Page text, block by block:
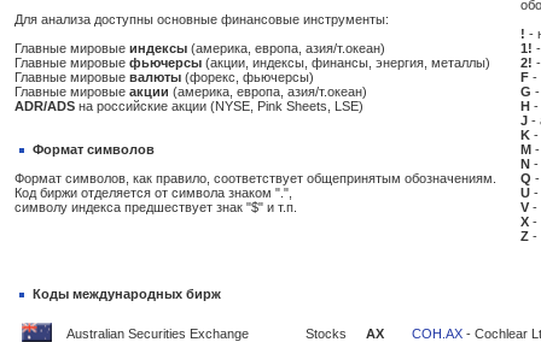
Для анализа доступны основные финансовые инструменты:
Главные мировые индексы (америка, европа, азия/т.океан)
Главные мировые фьючерсы (акции, индексы, финансы, энергия, металлы)
Главные мировые валюты (форекс, фьючерсы)
Главные мировые акции (америка, европа, азия/т.океан)
ADR/ADS на российские акции (NYSE, Pink Sheets, LSE)
Формат символов
Формат символов, как правило, соответствует общепринятым обозначениям.
Код биржи отделяется от символа знаком ".",
символу индекса предшествует знак "$" и т.п.
! -
1!
2!
F -
G
H -
J -
K -
M
N -
Q -
U -
V -
X -
Z -
Коды международных бирж
Australian Securities Exchange Stocks AX COH.AX - Cochlear